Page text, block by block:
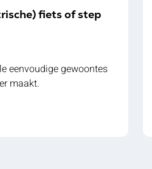
fiets of step
eenvoudige gewoontes
maakt.